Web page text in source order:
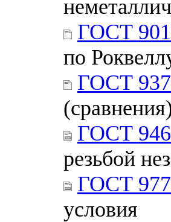
ГОСТ
по
ГОСТ
ГОСТ
резьбой
ГОСТ
условия